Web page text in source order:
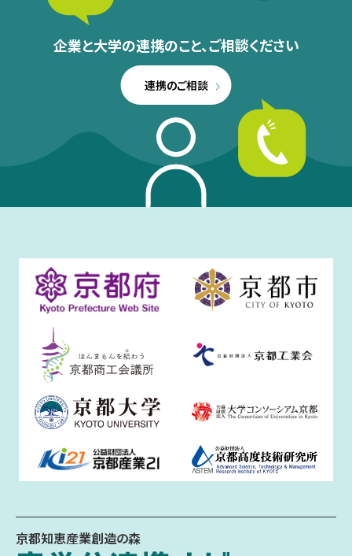
企業と大学の連携のこと、ご相談ください
連携のご相談
京都知恵産業創造の森